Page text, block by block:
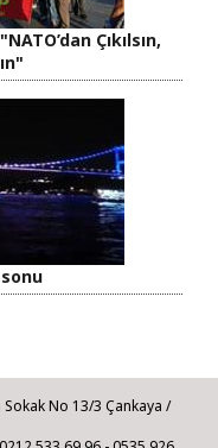
Çıkılsın,
Sokak No 13/3 Çankaya /